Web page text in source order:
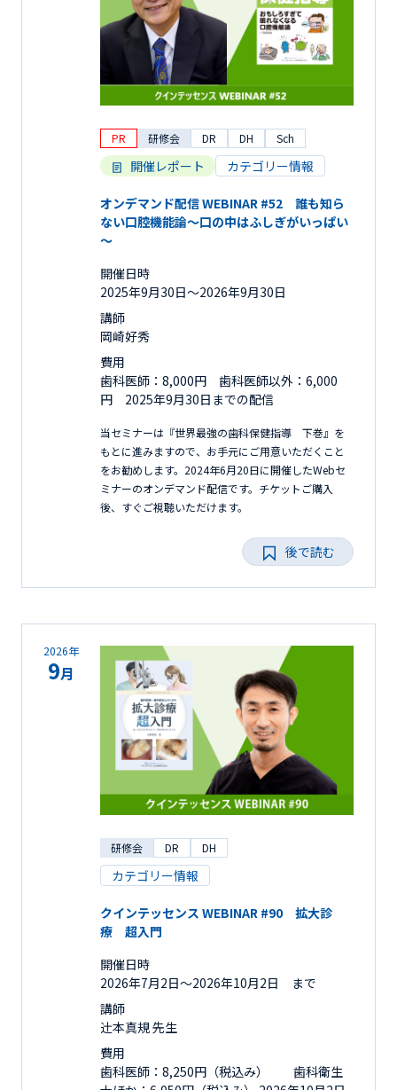
PR 研修会 DR DH Sch
開催レポート カテゴリー情報
オンデマンド配信 WEBINAR #52 誰も知ら
ない口腔機能論～口の中はふしぎがいっぱい
～
開催日時
2025年9月30日〜2026年9月30日
講師
岡崎好秀
費用
歯科医師：8,000円 歯科医師以外：6,000
円 2025年9月30日までの配信
当セミナーは『世界最強の歯科保健指導 下巻』を
もとに進みますので、お手元にご用意いただくこと
をお勧めします。2024年6月20日に開催したWebセ
ミナーのオンデマンド配信です。チケットご購入
後、すぐご視聴いただけます。
後で読む
2026年
9月
研修会 DR DH
カテゴリー情報
クインテッセンス WEBINAR #90 拡大診
療 超入門
開催日時
2026年7月2日〜2026年10月2日 まで
講師
辻󠄀本真規 先生
費用
歯科医師：8,250円（税込み） 歯科衛生